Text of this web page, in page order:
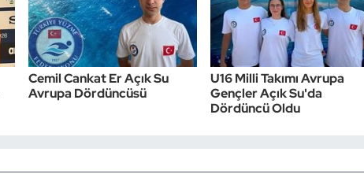
Cemil Cankat Er Açık Su
Avrupa Dördüncüsü
U16 Milli Takımı Avrupa
Gençler Açık Su'da
Dördüncü Oldu